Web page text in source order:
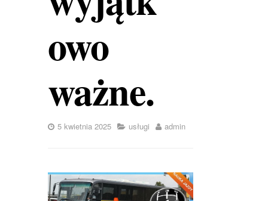
owo
ważne.
5 kwietnia 2025 usługi admin